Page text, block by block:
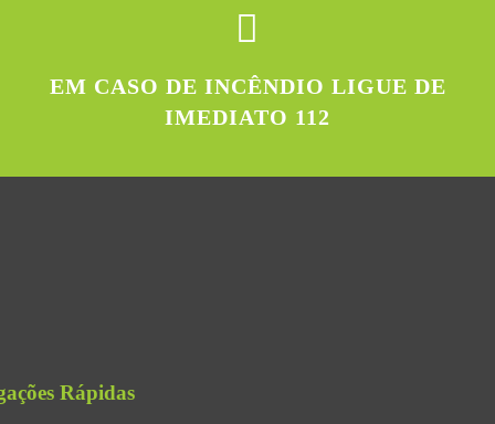
EM CASO DE INCÊNDIO LIGUE DE
IMEDIATO 112
Rápidas